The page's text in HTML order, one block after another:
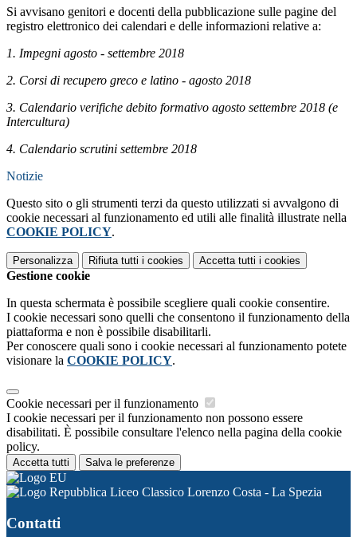
Si avvisano genitori e docenti della pubblicazione sulle pagine del
registro elettronico dei calendari e delle informazioni relative a:
1. Impegni agosto - settembre 2018
2. Corsi di recupero greco e latino - agosto 2018
3. Calendario verifiche debito formativo agosto settembre 2018 (e
Intercultura)
4. Calendario scrutini settembre 2018
Notizie
Questo sito o gli strumenti terzi da questo utilizzati si avvalgono di
cookie necessari al funzionamento ed utili alle finalità illustrate nella
COOKIE POLICY.
Personalizza Rifiuta tutti i cookies Accetta tutti i cookies
Gestione cookie
In questa schermata è possibile scegliere quali cookie consentire.
I cookie necessari sono quelli che consentono il funzionamento della
piattaforma e non è possibile disabilitarli.
Per conoscere quali sono i cookie necessari al funzionamento potete
visionare la COOKIE POLICY.
Cookie necessari per il funzionamento
I cookie necessari per il funzionamento non possono essere
disabilitati. È possibile consultare l'elenco nella pagina della cookie
policy.
Accetta tutti Salva le preferenze
Liceo Classico Lorenzo Costa - La Spezia
Contatti